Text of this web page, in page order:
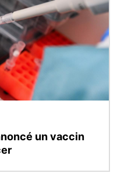
un vaccin